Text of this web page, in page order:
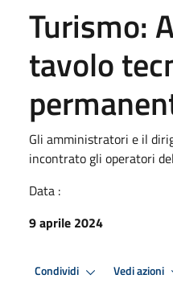
Turismo:
tavolo
Gli amministratori e il
incontrato gli operatori
Data :
9 aprile 2024
Condividi Vedi azioni